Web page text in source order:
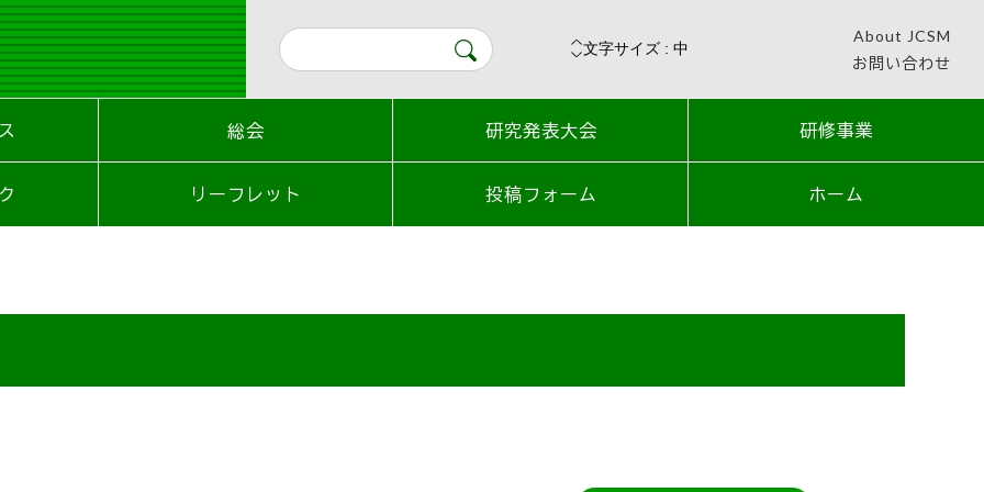
About JCSM
お問い合わせ
総会 研究発表大会 研修事業
リーフレット 投稿フォーム ホーム